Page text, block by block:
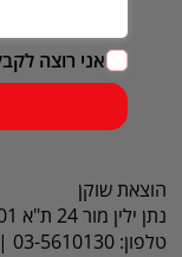
אני רוצה
הוצאת שוקן
נתן ילין מור 24 ת"א 6109301 ת.ד: 9408
טלפון: 03-5610130 | פקס: 03-5622668